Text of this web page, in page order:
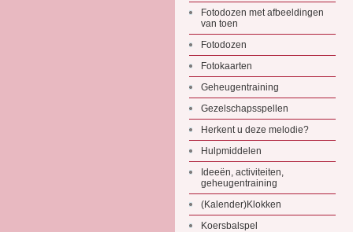
Fotodozen met afbeeldingen
van toen
Fotodozen
Fotokaarten
Geheugentraining
Gezelschapsspellen
Herkent u deze melodie?
Hulpmiddelen
Ideeën, activiteiten,
geheugentraining
(Kalender)Klokken
Koersbalspel